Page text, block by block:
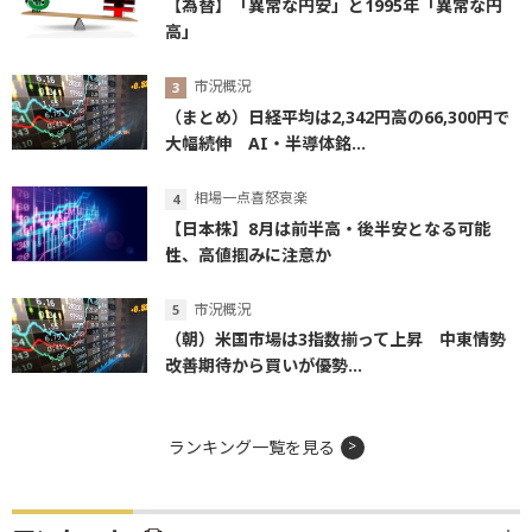
【為替】「異常な円安」と1995年「異常な円
高」
市況概況
（まとめ）日経平均は2,342円高の66,300円で
大幅続伸 AI・半導体銘...
相場一点喜怒哀楽
【日本株】8月は前半高・後半安となる可能
性、高値掴みに注意か
市況概況
（朝）米国市場は3指数揃って上昇 中東情勢
改善期待から買いが優勢...
ランキング一覧を見る